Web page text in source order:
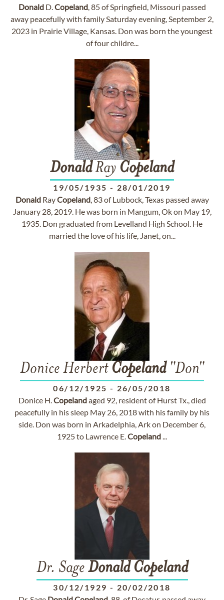
DonaldD.Copeland, 85 of Springfield, Missouri passed
away peacefully with family Saturday evening, September 2,
2023 in Prairie Village, Kansas. Don was born the youngest
of four childre...
DonaldRay Copeland
19/05/1935 - 28/01/2019
DonaldRayCopeland, 83 of Lubbock, Texas passed away
January 28, 2019. He was born in Mangum, Ok on May 19,
1935. Don graduated from Levelland High School. He
married the love of his life, Janet, on...
Donice Herbert Copeland"Don"
06/12/1925 - 26/05/2018
Donice H.Copelandaged 92, resident of Hurst Tx., died
peacefully in his sleep May 26, 2018 with his family by his
side. Don was born in Arkadelphia, Ark on December 6,
1925 to Lawrence E.Copeland...
Dr. Sage Donald Copeland
30/12/1929 - 20/02/2018